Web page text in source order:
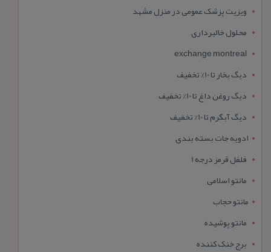
ویزیت پزشک عمومی در منزل مشهد
محلول خالبرداری
exchange montreal
دیگ بخار تا 10% تخفیف
دیگ روغن داغ تا 10% تخفیف
دیگ آبگرم تا 10% تخفیف
ادویه جات بسته بندی
فلفل قرمز درجه 1
مانتو اسلامی
مانتو حجاب
مانتو پوشیده
برج خنک کننده